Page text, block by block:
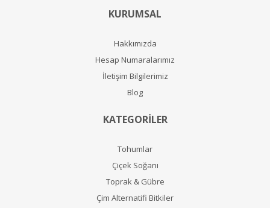
KURUMSAL
Hakkımızda
Hesap Numaralarımız
İletişim Bilgilerimiz
Blog
KATEGORİLER
Tohumlar
Çiçek Soğanı
Toprak & Gübre
Çim Alternatifi Bitkiler